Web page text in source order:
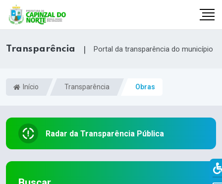
Transparência | Portal da transparência do município
Início Transparência Obras
Radar da Transparência Pública